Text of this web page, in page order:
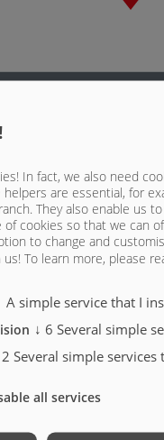
de défilement
In fact, we also need
are essential, for
They also enable us
cookies so that we can
to change and
To learn more, please
A simple service that I
↓ 6 Several simple
2 Several simple
all services